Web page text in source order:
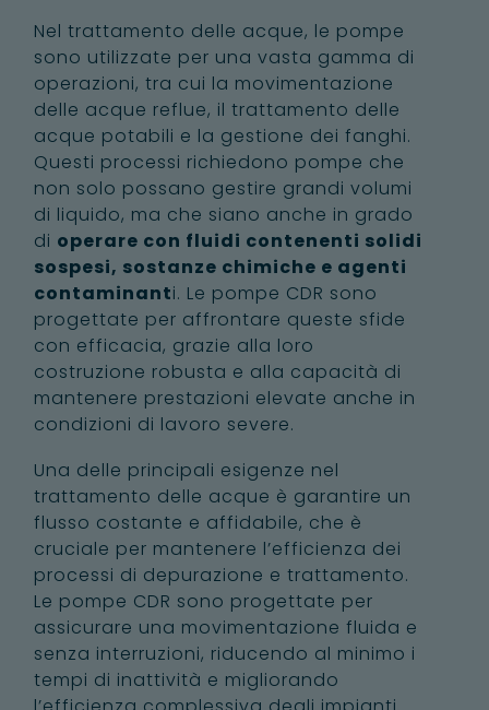
Nel trattamento delle acque, le pompe
sono utilizzate per una vasta gamma di
operazioni, tra cui la movimentazione
delle acque reflue, il trattamento delle
acque potabili e la gestione dei fanghi.
Questi processi richiedono pompe che
non solo possano gestire grandi volumi
di liquido, ma che siano anche in grado
di operare con fluidi contenenti solidi
sospesi, sostanze chimiche e agenti
contaminanti. Le pompe CDR sono
progettate per affrontare queste sfide
con efficacia, grazie alla loro
costruzione robusta e alla capacità di
mantenere prestazioni elevate anche in
condizioni di lavoro severe.
Una delle principali esigenze nel
trattamento delle acque è garantire un
flusso costante e affidabile, che è
cruciale per mantenere l’efficienza dei
processi di depurazione e trattamento.
Le pompe CDR sono progettate per
assicurare una movimentazione fluida e
senza interruzioni, riducendo al minimo i
tempi di inattività e migliorando